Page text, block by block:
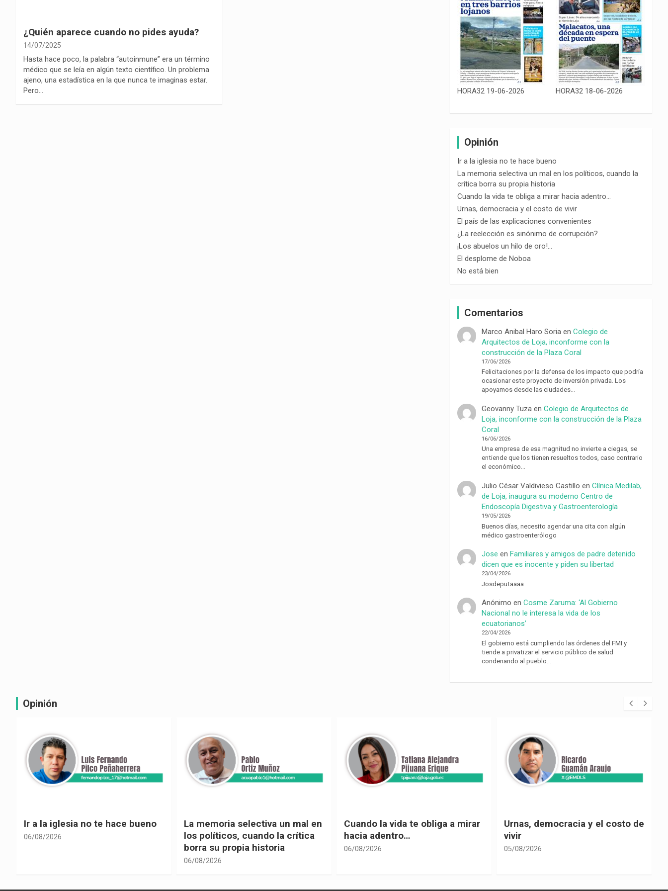
¿Quién aparece cuando no pides ayuda?
14/07/2025
Hasta hace poco, la palabra “autoinmune” era un término
médico que se leía en algún texto científico. Un problema
ajeno, una estadística en la que nunca te imaginas estar.
Pero…
HORA32 19-06-2026 HORA32 18-06-2026
Opinión
Ir a la iglesia no te hace bueno
La memoria selectiva un mal en los políticos, cuando la
crítica borra su propia historia
Cuando la vida te obliga a mirar hacia adentro…
Urnas, democracia y el costo de vivir
El país de las explicaciones convenientes
¿La reelección es sinónimo de corrupción?
¡Los abuelos un hilo de oro!…
El desplome de Noboa
No está bien
Comentarios
Marco Anibal Haro Soria enColegio de
Arquitectos de Loja, inconforme con la
construcción de la Plaza Coral
17/06/2026
Felicitaciones por la defensa de los impacto que podría
ocasionar este proyecto de inversión privada. Los
apoyamos desde las ciudades…
Geovanny Tuza enColegio de Arquitectos de
Loja, inconforme con la construcción de la Plaza
Coral
16/06/2026
Una empresa de esa magnitud no invierte a ciegas, se
entiende que los tienen resueltos todos, caso contrario
el económico…
Julio César Valdivieso Castillo enClínica Medilab,
de Loja, inaugura su moderno Centro de
Endoscopía Digestiva y Gastroenterología
19/05/2026
Buenos días, necesito agendar una cita con algún
médico gastroenterólogo
Jose enFamiliares y amigos de padre detenido
dicen que es inocente y piden su libertad
23/04/2026
Josdeputaaaa
Anónimo enCosme Zaruma: ‘Al Gobierno
Nacional no le interesa la vida de los
ecuatorianos’
22/04/2026
El gobierno está cumpliendo las órdenes del FMI y
tiende a privatizar el servicio público de salud
condenando al pueblo…
Opinión
La memoria selectiva un mal en
los políticos, cuando la crítica
Cuando la vida te obliga a mirar
hacia adentro…
06/08/2026
Urnas, democracia y el costo de
vivir
05/08/2026
El país de las explicaciones
convenientes
05/08/2026